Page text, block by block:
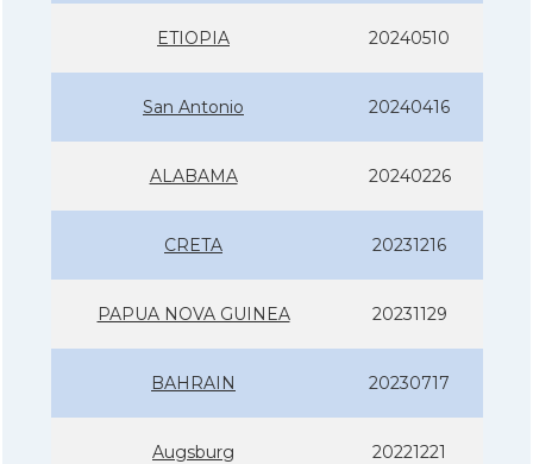
ETIOPIA 20240510
San Antonio 20240416
ALABAMA 20240226
CRETA 20231216
PAPUA NOVA GUINEA 20231129
BAHRAIN 20230717
Augsburg 20221221